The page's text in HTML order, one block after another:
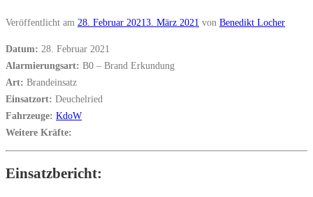
Veröffentlicht am 28. Februar 20213. März 2021 von Benedikt Locher
Datum: 28. Februar 2021
Alarmierungsart: B0 – Brand Erkundung
Art: Brandeinsatz
Einsatzort: Deuchelried
Fahrzeuge: KdoW
Weitere Kräfte:
Einsatzbericht: